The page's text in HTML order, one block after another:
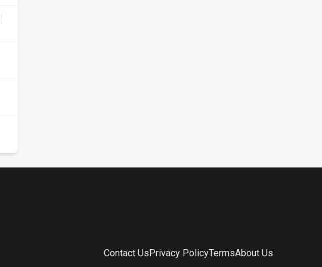
Contact UsPrivacy PolicyTermsAbout Us